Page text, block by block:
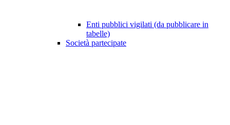
Enti pubblici vigilati (da pubblicare in
tabelle)
Società partecipate